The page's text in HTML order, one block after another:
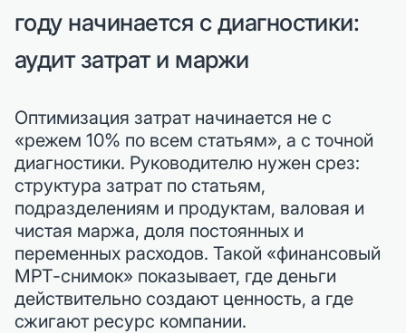
году начинается с диагностики:
аудит затрат и маржи
Оптимизация затрат начинается не с
«режем 10% по всем статьям», а с точной
диагностики. Руководителю нужен срез:
структура затрат по статьям,
подразделениям и продуктам, валовая и
чистая маржа, доля постоянных и
переменных расходов. Такой «финансовый
МРТ-снимок» показывает, где деньги
действительно создают ценность, а где
сжигают ресурс компании.